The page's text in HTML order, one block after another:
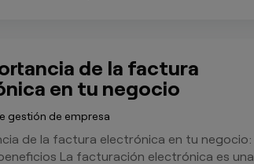
de la factura
en tu negocio
gestión de empresa
de la factura electrónica en tu negocio:
‍La facturación electrónica es una